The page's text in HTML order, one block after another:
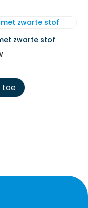
zwarte stof
toe